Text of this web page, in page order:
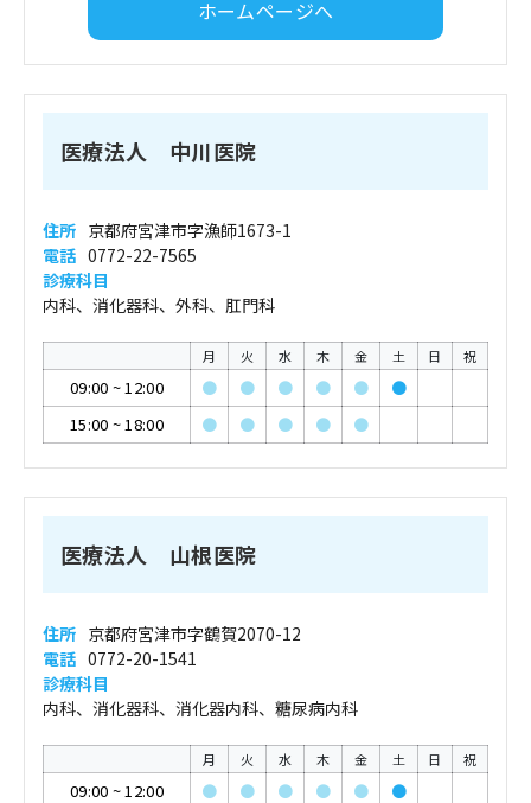
ホームページへ
医療法人 中川医院
住所 京都府宮津市字漁師1673-1
電話 0772-22-7565
診療科目
内科、消化器科、外科、肛門科
月 火 水 木 金 土 日 祝
09:00 ~12:00 ● ● ● ● ●
●
15:00 ~18:00 ● ● ● ● ●
医療法人 山根医院
住所 京都府宮津市字鶴賀2070-12
電話 0772-20-1541
診療科目
内科、消化器科、消化器内科、糖尿病内科
月 火 水 木 金 土 日 祝
09:00 ~12:00 ● ● ● ● ●
●